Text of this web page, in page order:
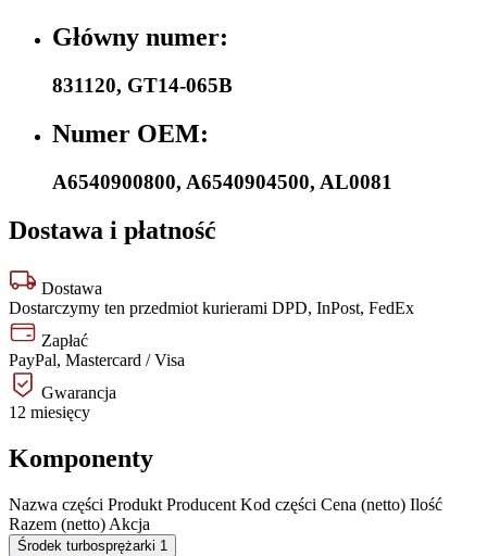
Główny numer:
831120, GT14-065B
Numer OEM:
A6540900800, A6540904500, AL0081
Dostawa i płatność
Dostawa
Dostarczymy ten przedmiot kurierami DPD, InPost, FedEx
Zapłać
PayPal, Mastercard / Visa
Gwarancja
12 miesięcy
Komponenty
Nazwa części Produkt Producent Kod części Cena (netto) Ilość
Razem (netto) Akcja
Środek turbosprężarki 1